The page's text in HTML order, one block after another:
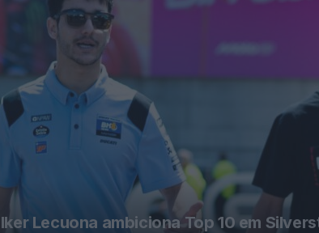
Lecuona ambiciona Top 10 em